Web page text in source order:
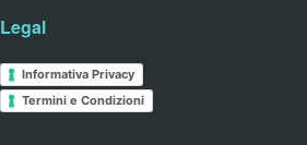
Legal
Informativa Privacy
Termini e Condizioni